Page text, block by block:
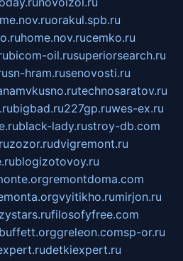
orakul.spb.ru
home.nov.rucemko.ru
bicom-oil.rusuperiorsearch.ru
sn-hram.rusenovosti.ru
technosaratov.ru
bigbad.ru227gp.ruwes-ex.ru
black-lady.rustroy-db.com
zozor.rudvigremont.ru
blogizotovoy.ru
remontdoma.com
vyitikho.rumirjon.ru
filosofyfree.com
greleon.comsp-or.ru
detkiexpert.ru